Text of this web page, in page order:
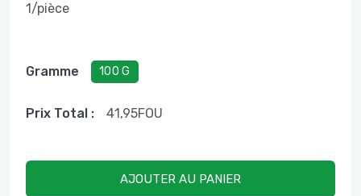
1/pièce
Gramme 100 G
Prix ​​total : 41,95FOU
AJOUTER AU PANIER